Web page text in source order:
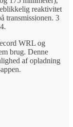
reaktivitet
transmissionen. 3
WRL og
brug. Denne
af opladning